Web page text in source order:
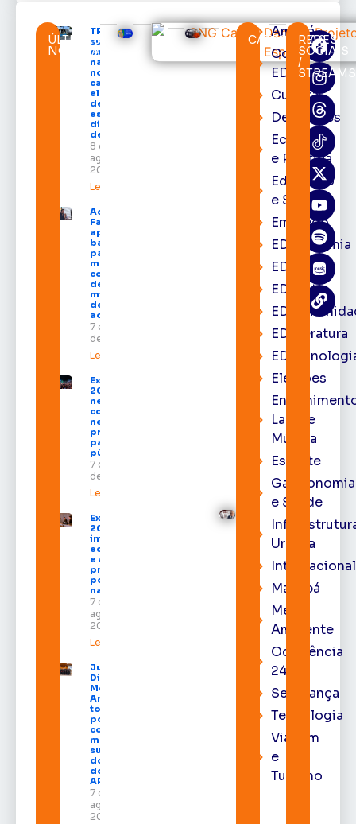
ÚLTIMAS
NOTÍCIAS
TRE-AP
suspende
expediente
na sede e
nos
cartórios
eleitorais
de todo o
estado nos
dias 10 e 11
de agosto
8 de
agosto de
2026
Leia mais »
Acácio
Favacho
apresenta
balanço
parcial do
mandato
com mais
de R$ 668
milhões
destinados
ao Amapá
7 de agosto
de 2026
Leia mais »
Expofeira
2026 começa
neste sábado
com shows,
negócios e
programação
para todos os
públicos
7 de agosto
de 2026
Leia mais »
Expofeira
2026
impulsiona
economia
e aumenta
procura
por hotéis
na capital
7 de
agosto de
2026
Leia mais »
Juiz
Diego
Moura de
Araújo
toma
posse
como
membro
substituto
do Pleno
do TRE-
AP
7 de
agosto de
2026
CATEGORIAS
Amapá
Cortes
EDcast
Cultura
Destaques
Economia
e Política
Educação
e Saúde
Emprego
EDacademia
EDbrasília
EDcast
EDliteratura
Eleições
Lazer e
Música
Esporte
Gastronomia
e Saúde
Urbana
Internacional
Macapá
Meio
Ambiente
Ocorrência
24h
Segurança
Tecnologia
Viagem
e
Turismo
REDES
SOCIAIS
/
STREAMS